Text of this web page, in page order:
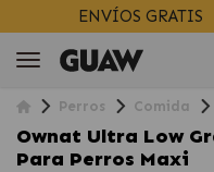
ENVÍOS GRATIS
Perros Comida
Ownat Ultra Low
Para Perros Maxi